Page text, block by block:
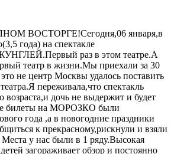
ВОСТОРГЕ!Сегодня,06 января,в
года) на спектакле
раз в этом театре.А
театр в жизни.Мы приехали за 30
не центр Москвы удалось поставить
переживала,что спектакль
возраста,и дочь не выдержит и будет
билеты на МОРОЗКО были
года ,а в новогодние праздники
к прекрасному,рискнули и взяли
у нас были в 1 ряду.Высокая
загораживает обзор и постоянно